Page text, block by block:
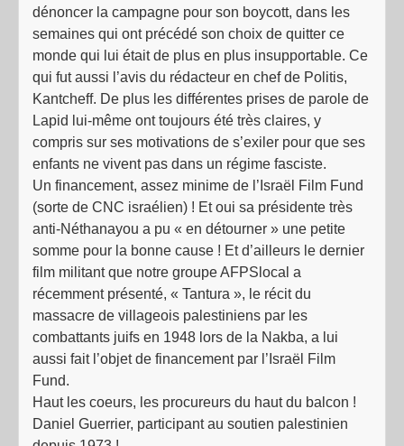
dénoncer la campagne pour son boycott, dans les
semaines qui ont précédé son choix de quitter ce
monde qui lui était de plus en plus insupportable. Ce
qui fut aussi l’avis du rédacteur en chef de Politis,
Kantcheff. De plus les différentes prises de parole de
Lapid lui-même ont toujours été très claires, y
compris sur ses motivations de s’exiler pour que ses
enfants ne vivent pas dans un régime fasciste.
Un financement, assez minime de l’Israël Film Fund
(sorte de CNC israélien) ! Et oui sa présidente très
anti-Néthanayou a pu « en détourner » une petite
somme pour la bonne cause ! Et d’ailleurs le dernier
film militant que notre groupe AFPSlocal a
récemment présenté, « Tantura », le récit du
massacre de villageois palestiniens par les
combattants juifs en 1948 lors de la Nakba, a lui
aussi fait l’objet de financement par l’Israël Film
Fund.
Haut les coeurs, les procureurs du haut du balcon !
Daniel Guerrier, participant au soutien palestinien